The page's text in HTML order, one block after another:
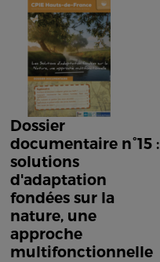
Dossier
documentaire n°15 :
solutions
d'adaptation
fondées sur la
nature, une
approche
multifonctionnelle